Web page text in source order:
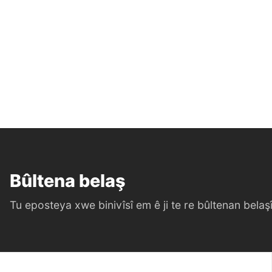
Bûltena belaş
Tu eposteya xwe binivîsî em ê ji te re bûltenan